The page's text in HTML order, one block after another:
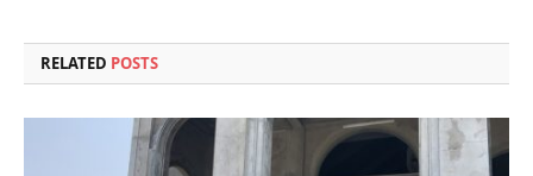
RELATED POSTS